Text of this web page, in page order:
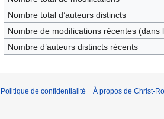
Nombre total d’auteurs distincts
Nombre de modifications récentes (dans
Nombre d’auteurs distincts récents
Politique de confidentialité À propos de Christ-